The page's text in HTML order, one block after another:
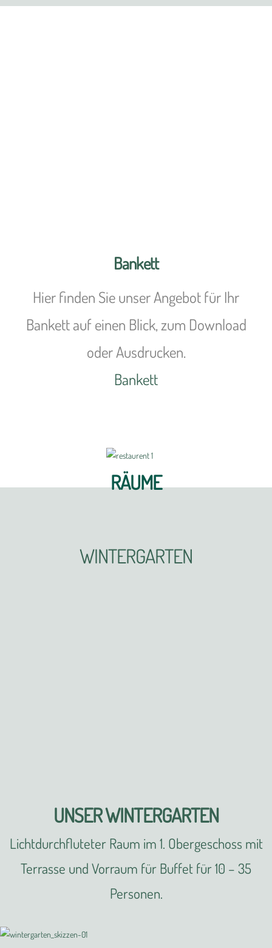
Bankett
Hier finden Sie unser Angebot für Ihr
Bankett auf einen Blick, zum Download
oder Ausdrucken.
Bankett
RÄUME
WINTERGARTEN
UNSER WINTERGARTEN
Lichtdurchfluteter Raum im 1. Obergeschoss mit
Terrasse und Vorraum für Buffet für 10 – 35
Personen.